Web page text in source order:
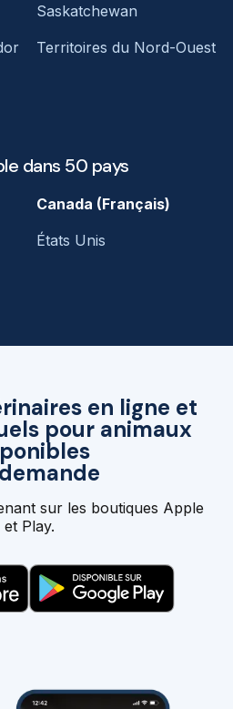
en ligne et
pour animaux
sur les boutiques Apple
et Play.
Saskatchewan
Territoires du Nord-Ouest
dans 50 pays
Canada (Français)
États Unis